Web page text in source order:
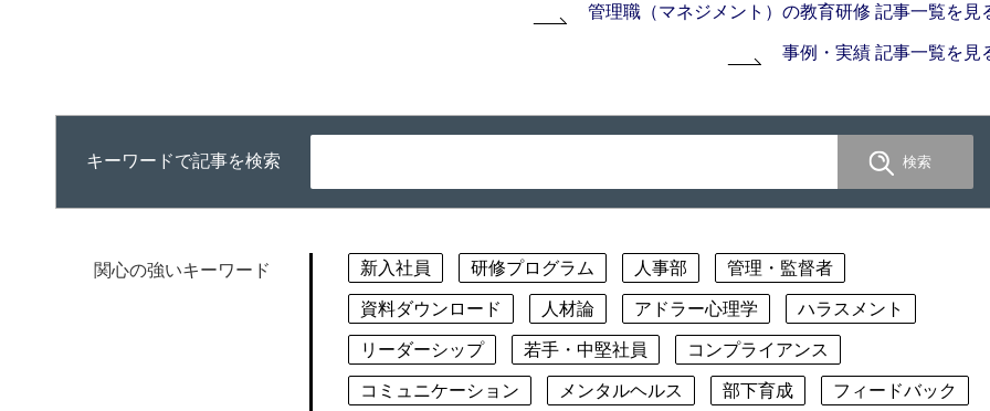
管理職（マネジメント）の教育研修 記事一覧を見
事例・実績 記事一覧を見
キーワードで記事を検索
関心の強いキーワード 新入社員 研修プログラム 人事部 管理・監督者
資料ダウンロード 人材論 アドラー心理学 ハラスメント
リーダーシップ 若手・中堅社員 コンプライアンス
コミュニケーション メンタルヘルス 部下育成 フィードバック